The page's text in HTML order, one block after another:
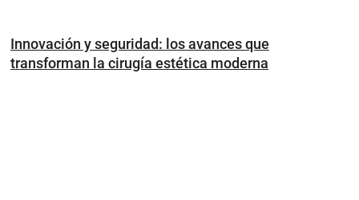
Innovación y seguridad: los avances que
transforman la cirugía estética moderna